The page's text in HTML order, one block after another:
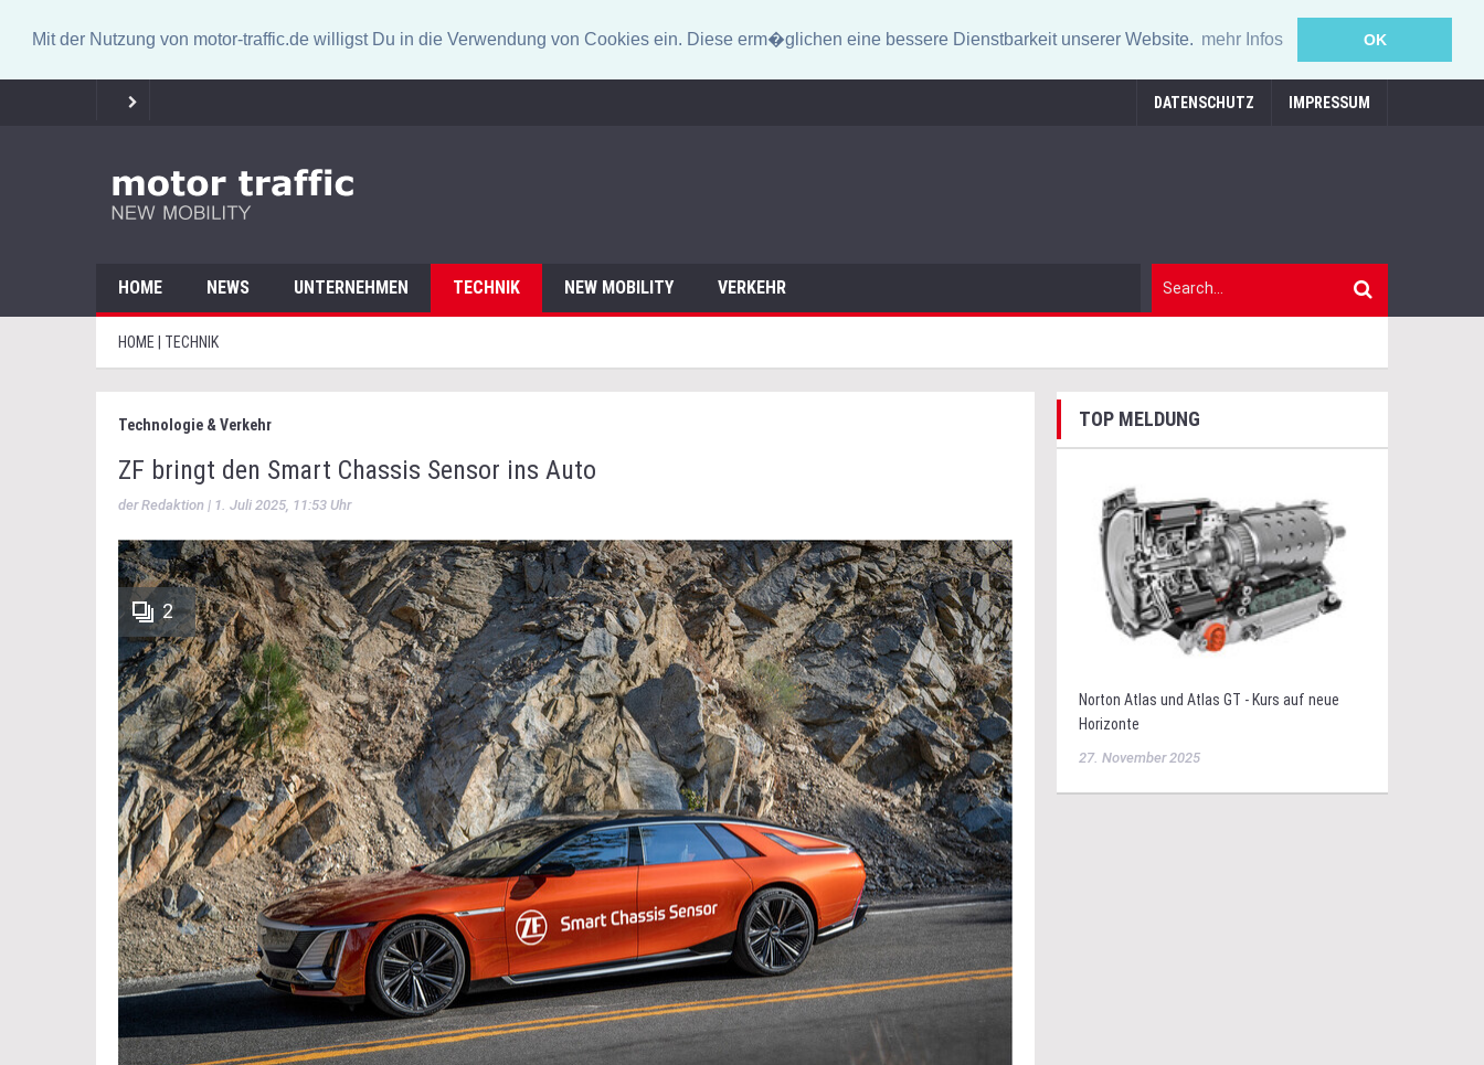
Mit der Nutzung von motor-traffic.de willigst Du in die Verwendung von Cookies ein. Diese erm�glichen eine bessere Dienstbarkeit unserer Website. mehr Infos OK
DATENSCHUTZ IMPRESSUM
HOME NEWS UNTERNEHMEN TECHNIK NEW MOBILITY VERKEHR
HOME | TECHNIK
Technologie & Verkehr
ZF bringt den Smart Chassis Sensor ins Auto
der Redaktion | 1. Juli 2025, 11:53 Uhr
2
TOP MELDUNG
Norton Atlas und Atlas GT - Kurs auf neue
Horizonte
27. November 2025